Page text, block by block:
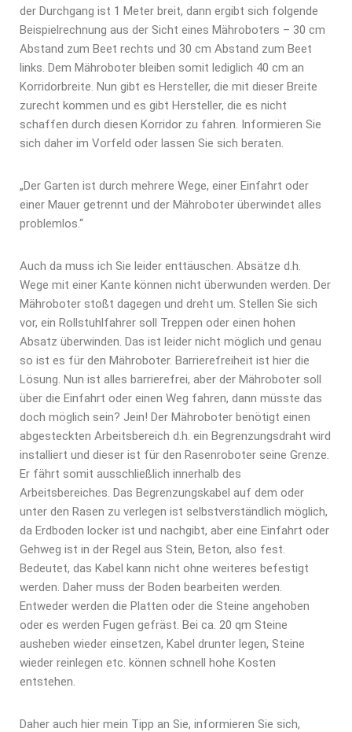
der Durchgang ist 1 Meter breit, dann ergibt sich folgende
Beispielrechnung aus der Sicht eines Mähroboters – 30 cm
Abstand zum Beet rechts und 30 cm Abstand zum Beet
links. Dem Mähroboter bleiben somit lediglich 40 cm an
Korridorbreite. Nun gibt es Hersteller, die mit dieser Breite
zurecht kommen und es gibt Hersteller, die es nicht
schaffen durch diesen Korridor zu fahren. Informieren Sie
sich daher im Vorfeld oder lassen Sie sich beraten.
„Der Garten ist durch mehrere Wege, einer Einfahrt oder
einer Mauer getrennt und der Mähroboter überwindet alles
problemlos.“
Auch da muss ich Sie leider enttäuschen. Absätze d.h.
Wege mit einer Kante können nicht überwunden werden. Der
Mähroboter stoßt dagegen und dreht um. Stellen Sie sich
vor, ein Rollstuhlfahrer soll Treppen oder einen hohen
Absatz überwinden. Das ist leider nicht möglich und genau
so ist es für den Mähroboter. Barrierefreiheit ist hier die
Lösung. Nun ist alles barrierefrei, aber der Mähroboter soll
über die Einfahrt oder einen Weg fahren, dann müsste das
doch möglich sein? Jein! Der Mähroboter benötigt einen
abgesteckten Arbeitsbereich d.h. ein Begrenzungsdraht wird
installiert und dieser ist für den Rasenroboter seine Grenze.
Er fährt somit ausschließlich innerhalb des
Arbeitsbereiches. Das Begrenzungskabel auf dem oder
unter den Rasen zu verlegen ist selbstverständlich möglich,
da Erdboden locker ist und nachgibt, aber eine Einfahrt oder
Gehweg ist in der Regel aus Stein, Beton, also fest.
Bedeutet, das Kabel kann nicht ohne weiteres befestigt
werden. Daher muss der Boden bearbeiten werden.
Entweder werden die Platten oder die Steine angehoben
oder es werden Fugen gefräst. Bei ca. 20 qm Steine
ausheben wieder einsetzen, Kabel drunter legen, Steine
wieder reinlegen etc. können schnell hohe Kosten
entstehen.
Daher auch hier mein Tipp an Sie, informieren Sie sich,